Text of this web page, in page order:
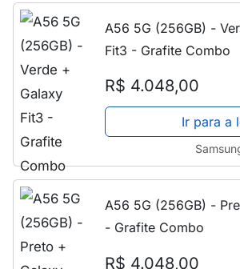
A56 5G (256GB) -
Fit3 - Grafite Combo
R$ 4.048,00
Ir para a
A56 5G (256GB) -
- Grafite Combo
R$ 4.048,00